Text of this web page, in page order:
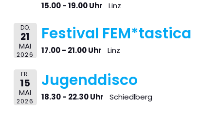
15.00 - 19.00 Uhr Linz
DO.
21
MAI
2026
Festival FEM*tastica
17.00 - 21.00 Uhr Linz
FR.
15
MAI
2026
Jugenddisco
18.30 - 22.30 Uhr Schiedlberg